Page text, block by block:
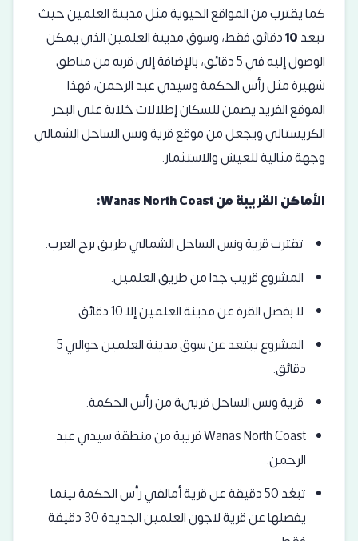
كما يقترب من المواقع الحيوية مثل مدينة العلمين حيث
تبعد10دقائق فقط، وسوق مدينة العلمين الذي يمكن
الوصول إليه في 5 دقائق، بالإضافة إلى قربه من مناطق
شهيرة مثل رأس الحكمة وسيدي عبد الرحمن، فهذا
الموقع الفريد يضمن للسكان إطلالات خلابة على البحر
الكريستالي ويجعل من موقع قرية ونس الساحل الشمالي
وجهة مثالية للعيش والاستثمار.
الأماكن القريبة من Wanas North Coast:
تقترب قرية ونس الساحل الشمالي طريق برج العرب.
المشروع قريب جدا من طريق العلمين.
لا بفصل القرة عن مدينة العلمين إلا 10 دقائق.
المشروع يبتعد عن سوق مدينة العلمين حوالي 5
دقائق.
قرية ونس الساحل قريىة من رأس الحكمة.
Wanas North Coast قريبة من منطقة سيدي عبد
الرحمن.
تبعُد 50 دقيقة عن
قرية أمالفي رأس الحكمةبينما
يفصلها عنقرية لاجون العلمين الجديدة
30 دقيقة